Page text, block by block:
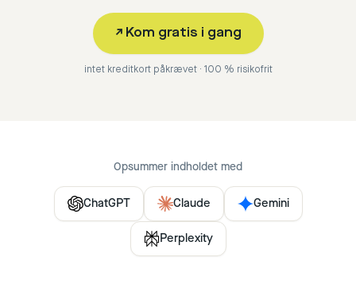
↗ Kom gratis i gang
intet kreditkort påkrævet · 100 % risikofrit
Opsummer indholdet med
ChatGPT Claude Gemini
Perplexity